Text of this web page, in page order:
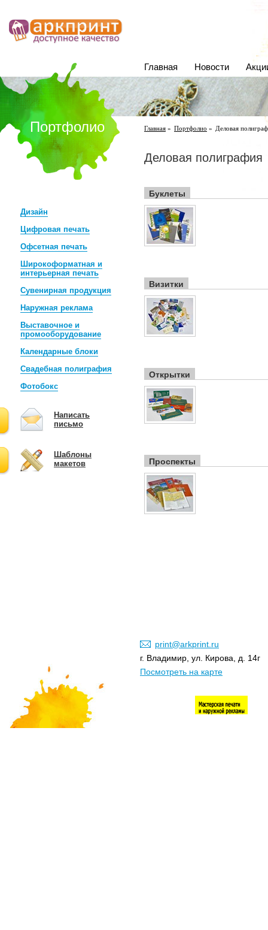
Главная Новости
Портфолио
Дизайн
Цифровая печать
Офсетная печать
Широкоформатная и
интерьерная печать
Сувенирная продукция
Наружная реклама
Выставочное и
промооборудование
Календарные блоки
Свадебная полиграфия
Фотобокс
Написать
письмо
Шаблоны
макетов
Главная » Портфолио » Деловая
Деловая полиграфия
Буклеты
Визитки
Открытки
Проспекты
print@arkprint.ru
г. Владимир, ул. Кирова, д. 14г
Посмотреть на карте